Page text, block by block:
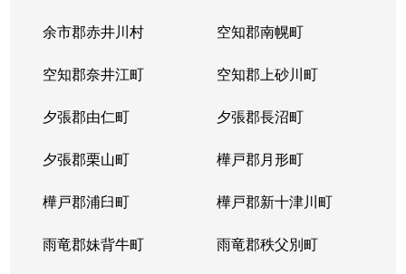
余市郡赤井川村 空知郡南幌町
空知郡奈井江町 空知郡上砂川町
夕張郡由仁町 夕張郡長沼町
夕張郡栗山町 樺戸郡月形町
樺戸郡浦臼町 樺戸郡新十津川町
雨竜郡妹背牛町 雨竜郡秩父別町